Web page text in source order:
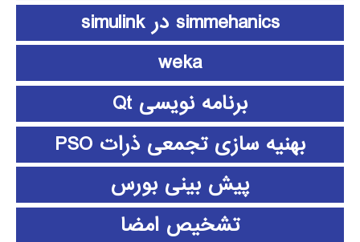
simmehanics در simulink
weka
برنامه نویسی Qt
بهنیه سازی تجمعی ذرات PSO
پیش بینی بورس
تشخیص امضا